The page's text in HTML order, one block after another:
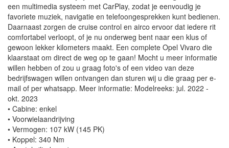
een multimedia systeem met CarPlay, zodat je eenvoudig je
favoriete muziek, navigatie en telefoongesprekken kunt bedienen.
Daarnaast zorgen de cruise control en airco ervoor dat iedere rit
comfortabel verloopt, of je nu onderweg bent naar een klus of
gewoon lekker kilometers maakt. Een complete Opel Vivaro die
klaarstaat om direct de weg op te gaan! Mocht u meer informatie
willen hebben of zou u graag foto's of een video van deze
bedrijfswagen willen ontvangen dan sturen wij u die graag per e-
mail of per whatsapp. Meer informatie: Modelreeks: jul. 2022 -
okt. 2023
• Cabine: enkel
• Voorwielaandrijving
• Vermogen: 107 kW (145 PK)
• Koppel: 340 Nm